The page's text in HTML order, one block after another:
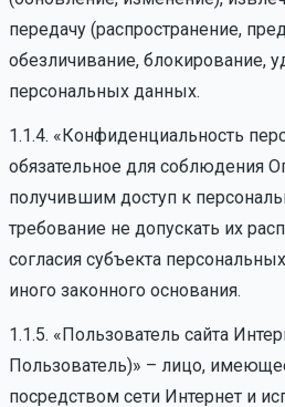
передачу (распространение,
обезличивание, блокирование,
персональных данных.
1.1.4. «Конфиденциальность
обязательное для соблюдения
получившим доступ к
требование не допускать их
согласия субъекта
иного законного основания.
1.1.5. «Пользователь сайта
Пользователь)» – лицо,
посредством сети Интернет и